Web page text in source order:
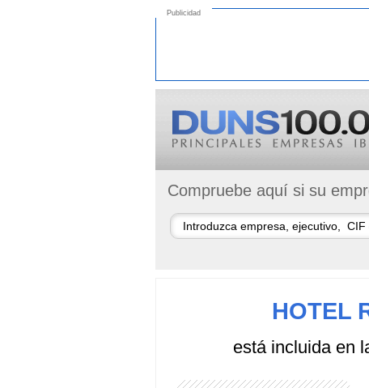
Publicidad
Compruebe aquí si su
HOTEL
está incluida en